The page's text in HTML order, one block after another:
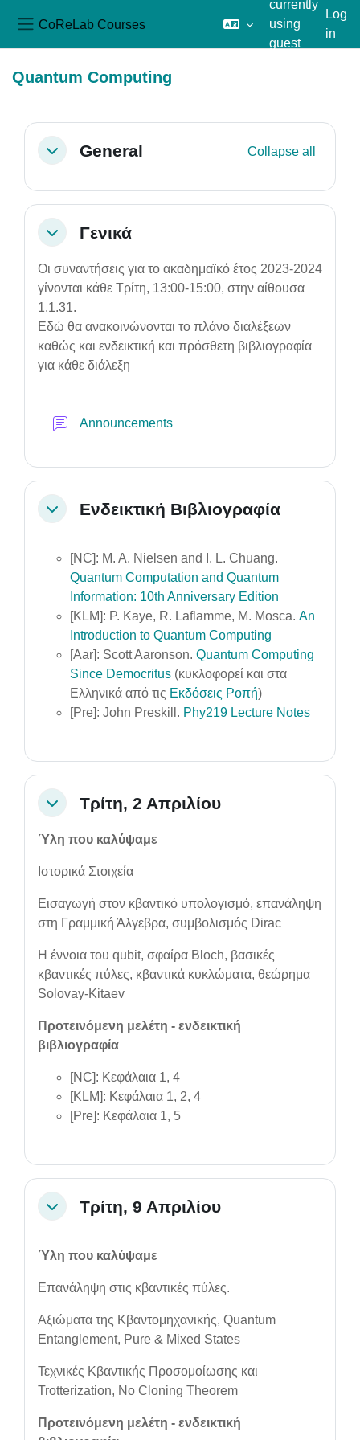
CoReLab Courses
currently
using
guest
Log
in
Quantum Computing
Section outline
CollapseGeneral Collapse all
CollapseΓενικά
Οι συναντήσεις για το ακαδημαϊκό έτος 2023-2024
γίνονται κάθε Τρίτη, 13:00-15:00, στην αίθουσα
1.1.31.
Εδώ θα ανακοινώνονται το πλάνο διαλέξεων
καθώς και ενδεικτική και πρόσθετη βιβλιογραφία
για κάθε διάλεξη
Announcements
CollapseΕνδεικτική Βιβλιογραφία
[NC]: M. A. Nielsen and I. L. Chuang.
Quantum Computation and Quantum
Information: 10th Anniversary Edition
[KLM]: P. Kaye, R. Laflamme, M. Mosca. An
Introduction to Quantum Computing
[Aar]: Scott Aaronson. Quantum Computing
Since Democritus (κυκλοφορεί και στα
Ελληνικά από τις Εκδόσεις Ροπή)
[Pre]: John Preskill. Phy219 Lecture Notes
CollapseΤρίτη, 2 Απριλίου
Ύλη που καλύψαμε
Ιστορικά Στοιχεία
Εισαγωγή στον κβαντικό υπολογισμό, επανάληψη
στη Γραμμική Άλγεβρα, συμβολισμός Dirac
Η έννοια του qubit, σφαίρα Bloch, βασικές
κβαντικές πύλες, κβαντικά κυκλώματα, θεώρημα
Solovay-Kitaev
Προτεινόμενη μελέτη - ενδεικτική
βιβλιογραφία
[NC]: Κεφάλαια 1, 4
[KLM]: Κεφάλαια 1, 2, 4
[Pre]: Κεφάλαια 1, 5
CollapseΤρίτη, 9 Απριλίου
Ύλη που καλύψαμε
Επανάληψη στις κβαντικές πύλες.
Αξιώματα της Κβαντομηχανικής, Quantum
Entanglement, Pure & Mixed States
Τεχνικές Κβαντικής Προσομοίωσης και
Trotterization, No Cloning Theorem
Προτεινόμενη μελέτη - ενδεικτική